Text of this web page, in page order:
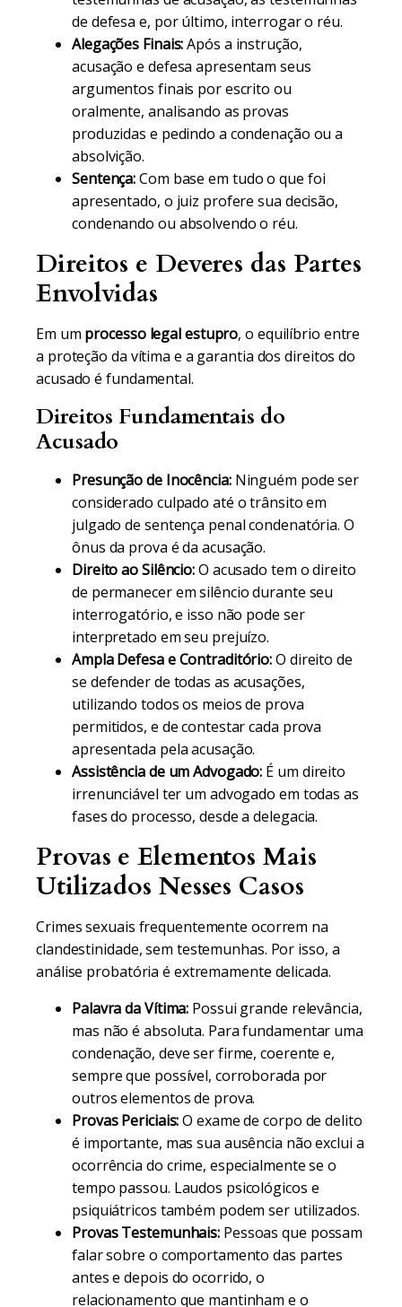
de defesa e, por último, interrogar o réu.
Alegações Finais:Após a instrução,
acusação e defesa apresentam seus
argumentos finais por escrito ou
oralmente, analisando as provas
produzidas e pedindo a condenação ou a
absolvição.
Sentença:Com base em tudo o que foi
apresentado, o juiz profere sua decisão,
condenando ou absolvendo o réu.
Direitos e Deveres das Partes
Envolvidas
Em um processo legal estupro, o equilíbrio entre
a proteção da vítima e a garantia dos direitos do
acusado é fundamental.
Direitos Fundamentais do
Acusado
Presunção de Inocência:Ninguém pode ser
considerado culpado até o trânsito em
julgado de sentença penal condenatória. O
ônus da prova é da acusação.
Direito ao Silêncio:O acusado tem o direito
de permanecer em silêncio durante seu
interrogatório, e isso não pode ser
interpretado em seu prejuízo.
Ampla Defesa e Contraditório:O direito de
se defender de todas as acusações,
utilizando todos os meios de prova
permitidos, e de contestar cada prova
apresentada pela acusação.
Assistência de um Advogado: É um direito
irrenunciável ter um advogado em todas as
fases do processo, desde a delegacia.
Provas e Elementos Mais
Utilizados Nesses Casos
Crimes sexuais frequentemente ocorrem na
clandestinidade, sem testemunhas. Por isso, a
análise probatória é extremamente delicada.
Palavra da Vítima: Possui grande relevância,
mas não é absoluta. Para fundamentar uma
condenação, deve ser firme, coerente e,
sempre que possível, corroborada por
outros elementos de prova.
Provas Periciais:O exame de corpo de delito
é importante, mas sua ausência não exclui a
ocorrência do crime, especialmente se o
tempo passou. Laudos psicológicos e
psiquiátricos também podem ser utilizados.
Provas Testemunhais: Pessoas que possam
falar sobre o comportamento das partes
antes e depois do ocorrido, o
relacionamento que mantinham e o